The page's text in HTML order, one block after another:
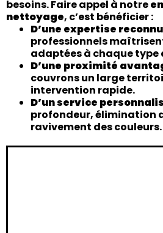
besoins. Faire appel à notre
nettoyage, c’est bénéficier :
D’une expertise
professionnels
adaptées à chaque type
D’une proximité
couvrons un large
intervention rapide.
D’un service
profondeur, élimination
ravivement des couleurs.